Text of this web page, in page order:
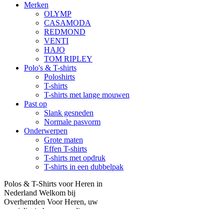
Merken
OLYMP
CASAMODA
REDMOND
VENTI
HAJO
TOM RIPLEY
Polo's & T-shirts
Poloshirts
T-shirts
T-shirts met lange mouwen
Past op
Slank gesneden
Normale pasvorm
Onderwerpen
Grote maten
Effen T-shirts
T-shirts met opdruk
T-shirts in een dubbelpak
Polos & T-Shirts voor Heren in
Nederland Welkom bij
Overhemden Voor Heren, uw